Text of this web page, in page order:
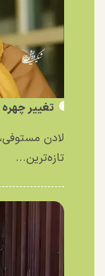
تغییر
لادن
تازه‌ترین...